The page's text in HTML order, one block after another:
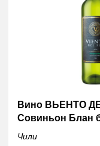
Вино ВЬЕНТО
Совиньон Блан
Чили